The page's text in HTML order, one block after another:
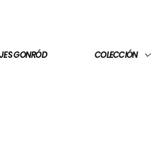
GONRÓD COLECCIÓN